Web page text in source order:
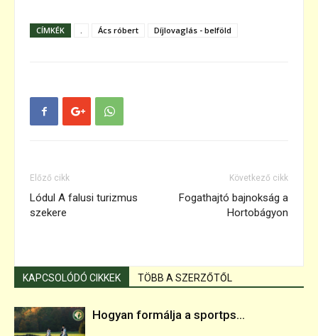
CÍMKÉK . Ács róbert Díjlovaglás - belföld
Előző cikk
Lódul A falusi turizmus
szekere
Következő cikk
Fogathajtó bajnokság a
Hortobágyon
KAPCSOLÓDÓ CIKKEK TÖBB A SZERZŐTŐL
Hogyan formálja a sportps...